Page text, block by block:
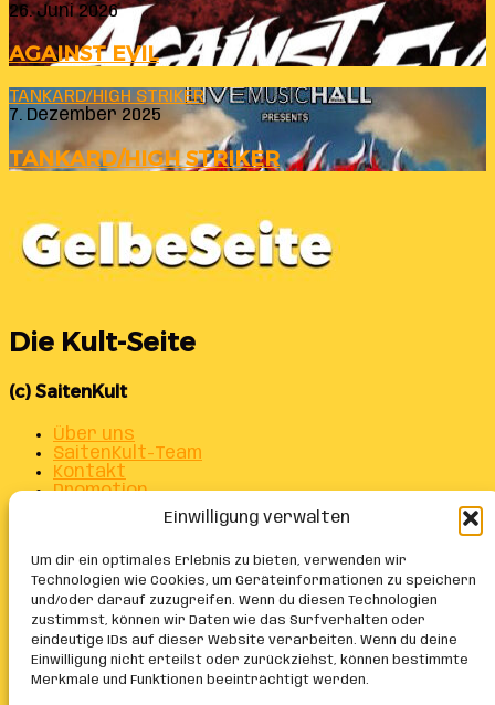
Einwilligung verwalten
Um dir ein optimales Erlebnis zu bieten, verwenden wir
Technologien wie Cookies, um Geräteinformationen zu speichern
und/oder darauf zuzugreifen. Wenn du diesen Technologien
zustimmst, können wir Daten wie das Surfverhalten oder
eindeutige IDs auf dieser Website verarbeiten. Wenn du deine
Einwilligung nicht erteilst oder zurückziehst, können bestimmte
Merkmale und Funktionen beeinträchtigt werden.
26. Juni 2026
AGAINST EVIL
TANKARD/HIGH STRIKER
7. Dezember 2025
TANKARD/HIGH STRIKER
Die Kult-Seite
(c) SaitenKult
Über uns
SaitenKult-Team
Kontakt
Promotion
Datenschutz
Cookie-Richtlinie (EU)
Facebook
X
Instagram
Telegram
WhatsApp